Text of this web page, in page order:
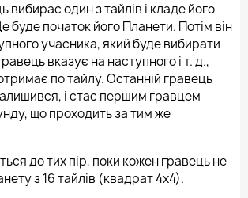
вибирає один з тайлів і кладе його
буде початок його Планети. Потім він
учасника, який буде вибирати
вказує на наступного і т. д.,
по тайлу. Останній гравець
і стає першим гравцем
що проходить за тим же
до тих пір, поки кожен гравець не
з 16 тайлів (квадрат 4х4).